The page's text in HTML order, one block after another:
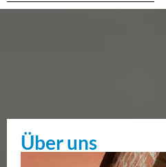
Über uns